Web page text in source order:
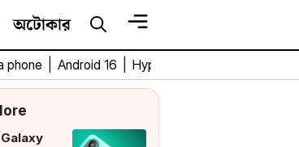
অটোকার
phone Android 16 HyperOS 3